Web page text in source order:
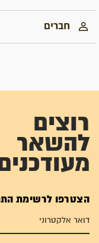
חברים
רוצים
להשאר
הצטרפו לרשימת